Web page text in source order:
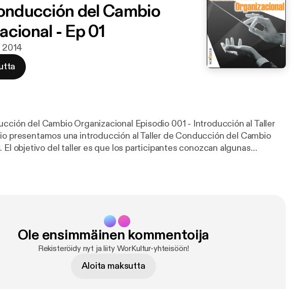
del Cambio
- Ep 01
2014
Organizacional Episodio 001 - Introducción al Taller
presentamos una introducción al Taller de Conducción del Cambio
o contáctanos via mail a contacto@workultur.com
Ole ensimmäinen kommentoija
Rekisteröidy nyt ja liity WorKultur-yhteisöön!
Aloita maksutta